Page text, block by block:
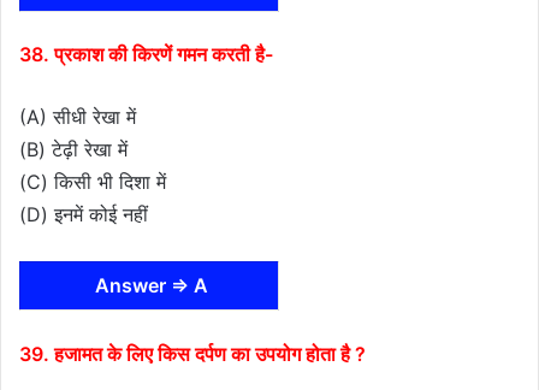
38. प्रकाश की किरणें गमन करती है-
(A) सीधी रेखा में
(B) टेढ़ी रेखा में
(C) किसी भी दिशा में
(D) इनमें कोई नहीं
Answer ⇒ A
39. हजामत के लिए किस दर्पण का उपयोग होता है ?